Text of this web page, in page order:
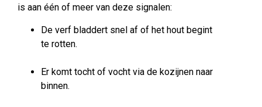
is aan één of meer van deze signalen:
De verf bladdert snel af of het hout begint
te rotten.
Er komt tocht of vocht via de kozijnen naar
binnen.